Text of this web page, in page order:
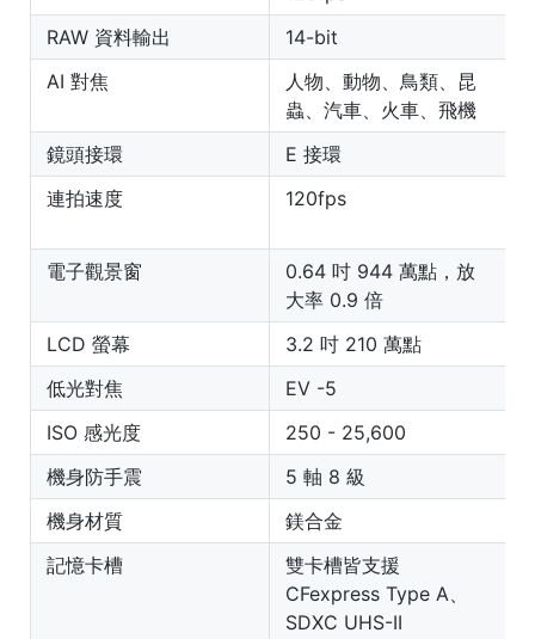
RAW 資料輸出 14-bit
AI 對焦
人物、動物、鳥類、昆
蟲、汽車、火車、飛機
鏡頭接環 E 接環
連拍速度
120fps
電子觀景窗
0.64 吋 944 萬點，放
大率 0.9 倍
LCD 螢幕
3.2 吋 210 萬點
低光對焦
EV -5
ISO 感光度
250 - 25,600
機身防手震
5 軸 8 級
機身材質
鎂合金
記憶卡槽
雙卡槽皆支援
CFexpress Type A、
SDXC UHS-II